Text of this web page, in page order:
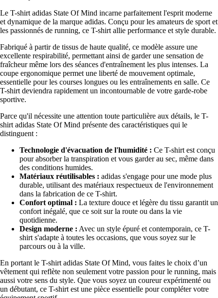
Le T-shirt adidas State Of Mind incarne parfaitement l'esprit moderne
et dynamique de la marque adidas. Conçu pour les amateurs de sport et
les passionnés de running, ce T-shirt allie performance et style durable.
Fabriqué à partir de tissus de haute qualité, ce modèle assure une
excellente respirabilité, permettant ainsi de garder une sensation de
fraîcheur même lors des séances d'entraînement les plus intenses. La
coupe ergonomique permet une liberté de mouvement optimale,
essentielle pour les courses longues ou les entraînements en salle. Ce
T-shirt deviendra rapidement un incontournable de votre garde-robe
sportive.
Parce qu'il nécessite une attention toute particulière aux détails, le T-
shirt adidas State Of Mind présente des caractéristiques qui le
distinguent :
Technologie d'évacuation de l'humidité : Ce T-shirt est conçu
pour absorber la transpiration et vous garder au sec, même dans
des conditions humides.
Matériaux réutilisables : adidas s'engage pour une mode plus
durable, utilisant des matériaux respectueux de l'environnement
dans la fabrication de ce T-shirt.
Confort optimal : La texture douce et légère du tissu garantit un
confort inégalé, que ce soit sur la route ou dans la vie
quotidienne.
Design moderne : Avec un style épuré et contemporain, ce T-
shirt s'adapte à toutes les occasions, que vous soyez sur le
parcours ou à la ville.
En portant le T-shirt adidas State Of Mind, vous faites le choix d’un
vêtement qui reflète non seulement votre passion pour le running, mais
aussi votre sens du style. Que vous soyez un coureur expérimenté ou
un débutant, ce T-shirt est une pièce essentielle pour compléter votre